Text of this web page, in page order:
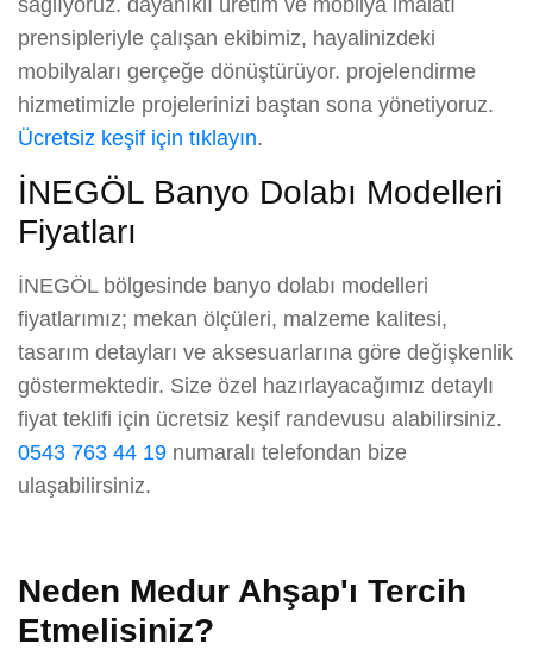
prensipleriyle çalışan ekibimiz, hayalinizdeki
mobilyaları gerçeğe dönüştürüyor. projelendirme
hizmetimizle projelerinizi baştan sona yönetiyoruz.
Ücretsiz keşif için tıklayın.
İNEGÖL Banyo Dolabı Modelleri
Fiyatları
İNEGÖL bölgesinde banyo dolabı modelleri
fiyatlarımız; mekan ölçüleri, malzeme kalitesi,
tasarım detayları ve aksesuarlarına göre değişkenlik
göstermektedir. Size özel hazırlayacağımız detaylı
fiyat teklifi için ücretsiz keşif randevusu alabilirsiniz.
0543 763 44 19 numaralı telefondan bize
ulaşabilirsiniz.
Neden Medur Ahşap'ı Tercih
Etmelisiniz?